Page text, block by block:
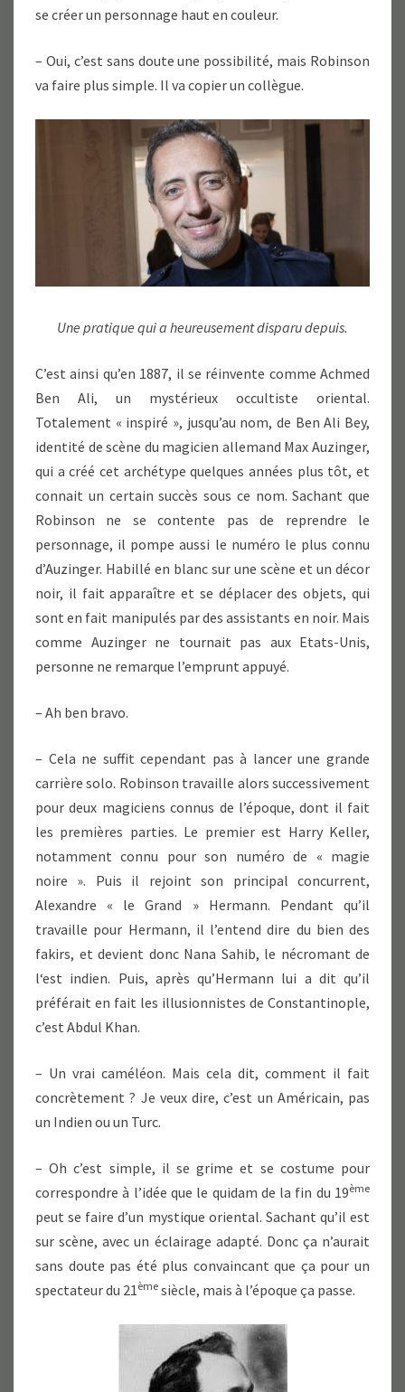
se créer un personnage haut en couleur.
– Oui, c’est sans doute une possibilité, mais Robinson
va faire plus simple. Il va copier un collègue.
Une pratique qui a heureusement disparu depuis.
C’est ainsi qu’en 1887, il se réinvente comme Achmed
Ben Ali, un mystérieux occultiste oriental.
Totalement « inspiré », jusqu’au nom, de Ben Ali Bey,
identité de scène du magicien allemand Max Auzinger,
qui a créé cet archétype quelques années plus tôt, et
connait un certain succès sous ce nom. Sachant que
Robinson ne se contente pas de reprendre le
personnage, il pompe aussi le numéro le plus connu
d’Auzinger. Habillé en blanc sur une scène et un décor
noir, il fait apparaître et se déplacer des objets, qui
sont en fait manipulés par des assistants en noir. Mais
comme Auzinger ne tournait pas aux Etats-Unis,
personne ne remarque l’emprunt appuyé.
– Ah ben bravo.
– Cela ne suffit cependant pas à lancer une grande
carrière solo. Robinson travaille alors successivement
pour deux magiciens connus de l’époque, dont il fait
les premières parties. Le premier est Harry Keller,
notamment connu pour son numéro de « magie
noire ». Puis il rejoint son principal concurrent,
Alexandre « le Grand » Hermann. Pendant qu’il
travaille pour Hermann, il l’entend dire du bien des
fakirs, et devient donc Nana Sahib, le nécromant de
l‘est indien. Puis, après qu’Hermann lui a dit qu’il
préférait en fait les illusionnistes de Constantinople,
c’est Abdul Khan.
– Un vrai caméléon. Mais cela dit, comment il fait
concrètement ? Je veux dire, c’est un Américain, pas
un Indien ou un Turc.
– Oh c’est simple, il se grime et se costume pour
correspondre à l’idée que le quidam de la fin du 19ème
peut se faire d’un mystique oriental. Sachant qu’il est
sur scène, avec un éclairage adapté. Donc ça n’aurait
sans doute pas été plus convaincant que ça pour un
spectateur du 21ème siècle, mais à l’époque ça passe.